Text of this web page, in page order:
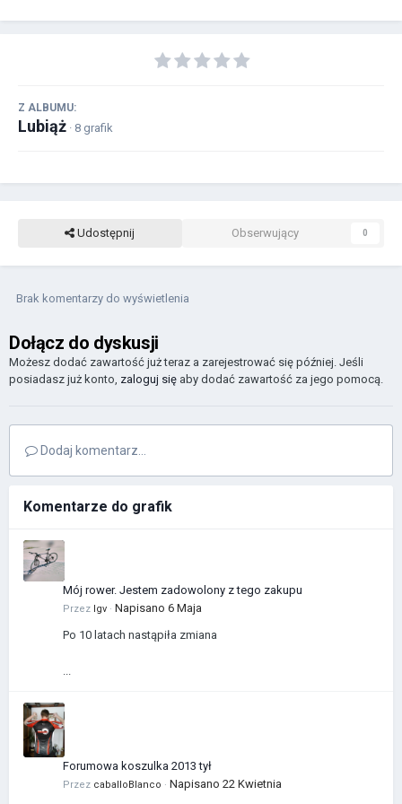
Z ALBUMU:
Lubiąż · 8 grafik
Udostępnij Obserwujący 0
Brak komentarzy do wyświetlenia
Dołącz do dyskusji
Możesz dodać zawartość już teraz a zarejestrować się później. Jeśli
posiadasz już konto, zaloguj się aby dodać zawartość za jego pomocą.
Dodaj komentarz...
Komentarze do grafik
Mój rower. Jestem zadowolony z tego zakupu
Przez Igv · Napisano 6 Maja
Po 10 latach nastąpiła zmiana
Forumowa koszulka 2013 tył
Przez caballoBlanco · Napisano 22 Kwietnia